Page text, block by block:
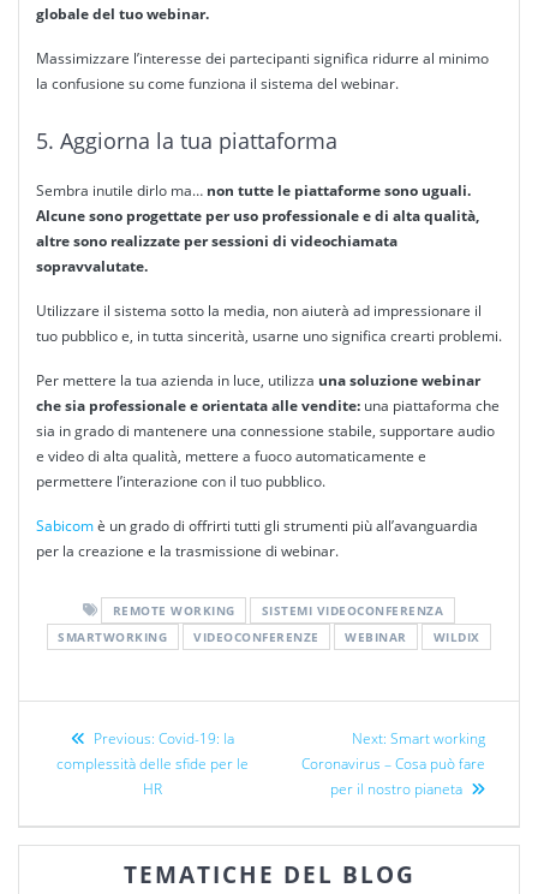
globale del tuo webinar.
Massimizzare l’interesse dei partecipanti significa ridurre al minimo
la confusione su come funziona il sistema del webinar.
5. Aggiorna la tua piattaforma
Sembra inutile dirlo ma… non tutte le piattaforme sono uguali.
Alcune sono progettate per uso professionale e di alta qualità,
altre sono realizzate per sessioni di videochiamata
sopravvalutate.
Utilizzare il sistema sotto la media, non aiuterà ad impressionare il
tuo pubblico e, in tutta sincerità, usarne uno significa crearti problemi.
Per mettere la tua azienda in luce, utilizza una soluzione webinar
che sia professionale e orientata alle vendite: una piattaforma che
sia in grado di mantenere una connessione stabile, supportare audio
e video di alta qualità, mettere a fuoco automaticamente e
permettere l’interazione con il tuo pubblico.
Sabicomè un grado di offrirti tutti gli strumenti più all’avanguardia
per la creazione e la trasmissione di webinar.
REMOTE WORKING
SISTEMI VIDEOCONFERENZA
SMARTWORKING
VIDEOCONFERENZE WEBINAR WILDIX
Previous: Covid-19: la
complessità delle sfide per le
HR
Next: Smart working
Coronavirus – Cosa può fare
per il nostro pianeta
TEMATICHE DEL BLOG